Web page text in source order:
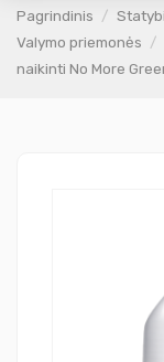
Pagrindinis
Valymo priemonės
naikinti No More